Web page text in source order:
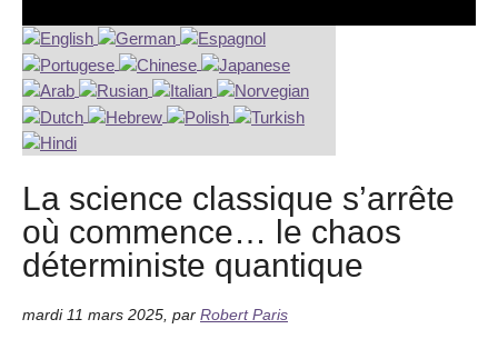
La science classique s’arrête
où commence… le chaos
déterministe quantique
mardi 11 mars 2025 par Robert Paris